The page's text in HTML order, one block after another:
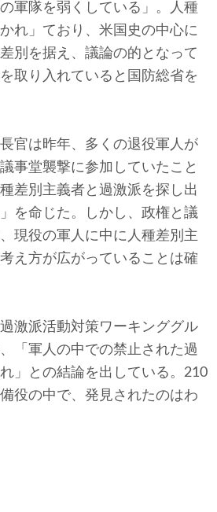
軍隊を弱くしている」。人種
れ」ており、米国史の中心に
別を据え、議論の的となって
取り入れていると国防総省を
官は昨年、多くの退役軍人が
事堂襲撃に参加していたこと
差別主義者と過激派を探し出
を命じた。しかし、政権と議
現役の軍人に中に人種差別主
え方が広がっていることは確
激派活動対策ワーキンググル
「軍人の中での禁止された過
」との結論を出している。210
役の中で、発見されたのはわ